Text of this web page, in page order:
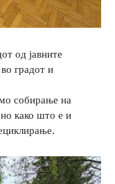
од јавните
градот и
собирање на
како што е и